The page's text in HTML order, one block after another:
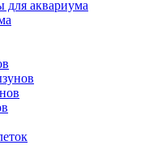
аквариума